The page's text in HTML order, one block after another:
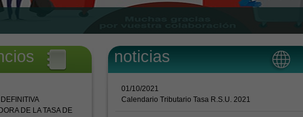
DE LA TASA DE
noticias
01/10/2021
Calendario Tributario Tasa R.S.U. 2021